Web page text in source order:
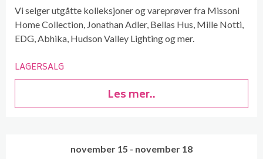
Vi selger utgåtte kolleksjoner og vareprøver fra Missoni
Home Collection, Jonathan Adler, Bellas Hus, Mille Notti,
EDG, Abhika, Hudson Valley Lighting og mer.
LAGERSALG
Les mer..
november 15 - november 18